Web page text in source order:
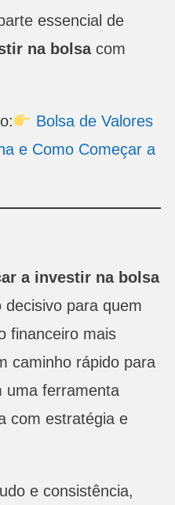
essencial de
na bolsacom
Bolsa de Valores
e Como Começar a
a investir na bolsa
para quem
financeiro mais
caminho rápido para
uma ferramenta
com estratégia e
e consistência,